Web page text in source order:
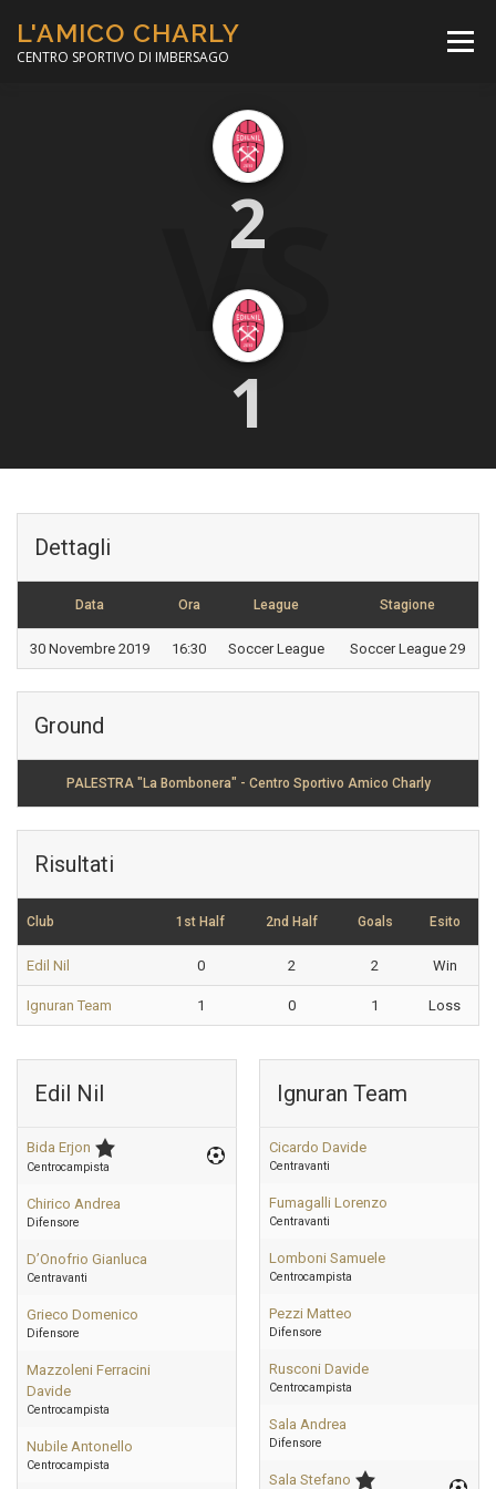
contenuto
L'AMICO CHARLY
CENTRO SPORTIVO DI IMBERSAGO
Menù
CORSO CALCIO A 5
MINIBASKET
VS
2
1
Dettagli
Data Ora League Stagione
30 Novembre 2019 16:30 Soccer League Soccer League 29
Ground
PALESTRA "La Bombonera" - Centro Sportivo Amico Charly
Risultati
Club 1st Half 2nd Half Goals Esito
Edil Nil 0 2 2 Win
Ignuran Team 1 0 1 Loss
Edil Nil
Bida Erjon
Centrocampista
Chirico Andrea
Difensore
D’Onofrio Gianluca
Centravanti
Grieco Domenico
Difensore
Mazzoleni Ferracini
Davide
Centrocampista
Nubile Antonello
Centrocampista
Ignuran Team
Cicardo Davide
Centravanti
Fumagalli Lorenzo
Centravanti
Lomboni Samuele
Centrocampista
Pezzi Matteo
Difensore
Rusconi Davide
Centrocampista
Sala Andrea
Difensore
Sala Stefano